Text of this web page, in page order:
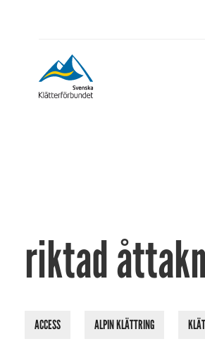
riktad
ACCESS ALPIN KLÄTTRING